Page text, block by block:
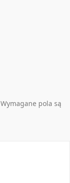
Wymagane pola są